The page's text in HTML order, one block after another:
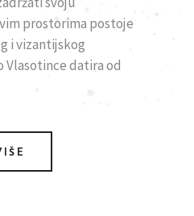
prostorima postoje
i vizantijskog
Vlasotince datira od